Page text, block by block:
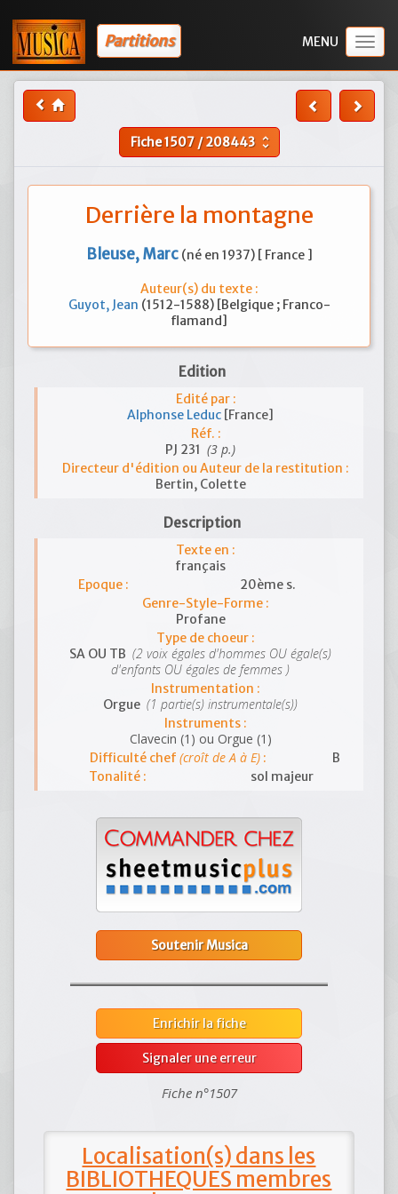
Partitions
Fiche1507/208443 unfold_more
Derrière la montagne
Bleuse, Marc (né en 1937) [ France ]
Auteur(s) du texte :
Guyot, Jean (1512-1588) [Belgique ; Franco-
flamand]
Edition
Edité par :
Alphonse Leduc [France]
Réf. :
PJ 231 (3 p.)
Directeur d'édition ou Auteur de la restitution :
Bertin, Colette
Description
Texte en :
français
Epoque :
20ème s.
Genre-Style-Forme :
Profane
Type de choeur :
SA OU TB (2 voix égales d'hommes OU égale(s)
d'enfants OU égales de femmes )
Instrumentation :
Orgue (1 partie(s) instrumentale(s))
Instruments :
Clavecin (1) ou Orgue (1)
Difficulté chef(croît de A à E) :
B
Tonalité :
sol majeur
Soutenir Musica
Enrichir la fiche
Signaler une erreur
Fiche n°1507
Localisation(s) dans les
BIBLIOTHEQUES membres